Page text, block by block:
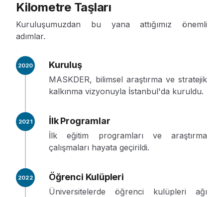
Kilometre Taşları
Kuruluşumuzdan bu yana attığımız önemli
adımlar.
2020 Kuruluş
MASKDER, bilimsel araştırma ve stratejik
kalkınma vizyonuyla İstanbul'da kuruldu.
2021 İlk Programlar
İlk eğitim programları ve araştırma
çalışmaları hayata geçirildi.
2022 Öğrenci Kulüpleri
Üniversitelerde öğrenci kulüpleri ağı